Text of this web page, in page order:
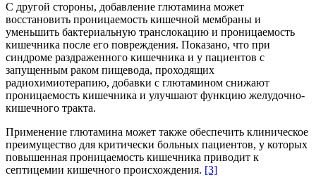
С другой стороны, добавление глютамина может
восстановить проницаемость кишечной мембраны и
уменьшить бактериальную транслокацию и проницаемость
кишечника после его повреждения. Показано, что при
синдроме раздраженного кишечника и у пациентов с
запущенным раком пищевода, проходящих
радиохимиотерапию, добавки с глютамином снижают
проницаемость кишечника и улучшают функцию желудочно-
кишечного тракта.
Применение глютамина может также обеспечить клиническое
преимущество для критически больных пациентов, у которых
повышенная проницаемость кишечника приводит к
септицемии кишечного происхождения. [3]